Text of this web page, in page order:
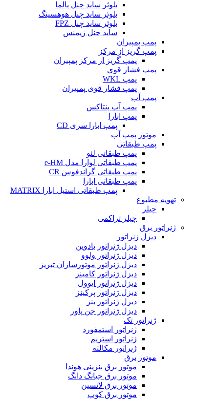
بلوئر ساید چنل پالما
بلوئر ساید چنل هوهسینگ
بلوئر ساید چنل FPZ
ساید چنل زیمنس
پمپ پمپیران
پمپ گریز از مرکز
پمپ گریز از مرکز پمپیران
پمپ فشار قوی
پمپ WKL
پمپ فشار قوی پمپیران
پمپ آب
پمپ آب پنتاکس
پمپ ابارا
پمپ ابارا سری CD
موتور پمپ آب
پمپ طبقاتی
پمپ طبقاتی لئو
پمپ طبقاتی لوارا مدل e-HM
پمپ طبقاتی گراندفوس CR
پمپ طبقاتی ابارا
پمپ طبقاتی استیل ابارا MATRIX
تهویه مطبوع
چیلر
چیلر تراکمی
ژنراتور برق
دیزل ژنراتور
دیزل ژنراتور بادوین
دیزل ژنراتور ولوو
دیزل ژنراتور موتورسازان تبریز
دیزل ژنراتور کامینز
دیزل ژنراتور ایوول
دیزل ژنراتور پرکینز
دیزل ژنراتور بنز
دیزل ژنراتور جن پاور
ژنراتور تک
ژنراتور استمفورد
ژنراتور استریم
ژنراتور مکالته
موتور برق
موتور برق بنزینی هوندا
موتور برق جیانگ دانگ
موتور برق لانسین
موتور برق کوپ